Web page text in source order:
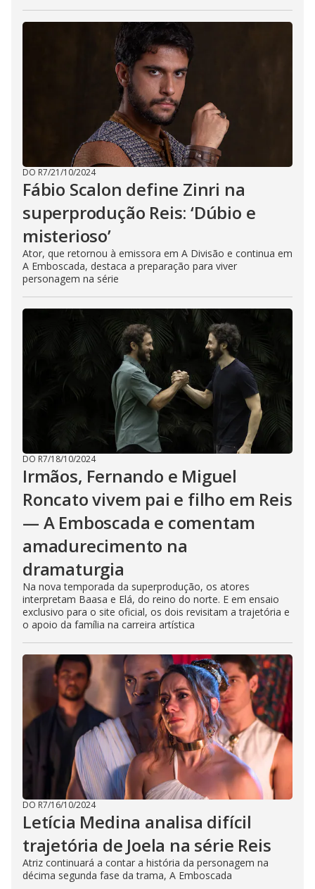
DO R7/21/10/2024
Fábio Scalon define Zinri na
superprodução Reis: ‘Dúbio e
misterioso’
Ator, que retornou à emissora em A Divisão e continua em
A Emboscada, destaca a preparação para viver
personagem na série
DO R7/18/10/2024
Irmãos, Fernando e Miguel
Roncato vivem pai e filho em Reis
— A Emboscada e comentam
amadurecimento na
dramaturgia
Na nova temporada da superprodução, os atores
interpretam Baasa e Elá, do reino do norte. E em ensaio
exclusivo para o site oficial, os dois revisitam a trajetória e
o apoio da família na carreira artística
DO R7/16/10/2024
Letícia Medina analisa difícil
trajetória de Joela na série Reis
Atriz continuará a contar a história da personagem na
décima segunda fase da trama, A Emboscada